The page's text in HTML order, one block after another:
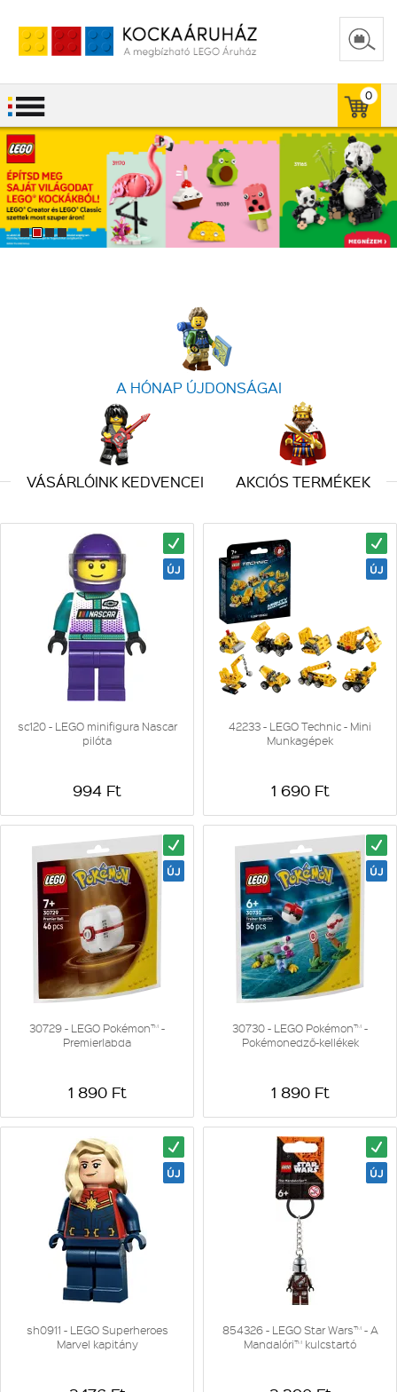
0
A HÓNAP ÚJDONSÁGAI
VÁSÁRLÓINK KEDVENCEI AKCIÓS TERMÉKEK
sc120 - LEGO minifigura Nascar
pilóta
994 Ft
42233 - LEGO Technic - Mini
Munkagépek
1 690 Ft
30729 - LEGO Pokémon™ -
Premierlabda
1 890 Ft
30730 - LEGO Pokémon™ -
Pokémonedző-kellékek
1 890 Ft
sh0911 - LEGO Superheroes
Marvel kapitány
854326 - LEGO Star Wars™ - A
Mandalóri™ kulcstartó